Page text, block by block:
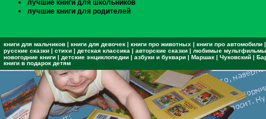
лучшие книги для школьников
лучшие книги для родителей
книги для мальчиков | книги для девочек | книги про животных | книги про автомобили |
русские сказки | стихи | детская классика | авторские сказки | любимые мультфильмы
новогодние книги | детские энциклопедии | азбуки и буквари | Маршак | Чуковский |
книги в подарок детям